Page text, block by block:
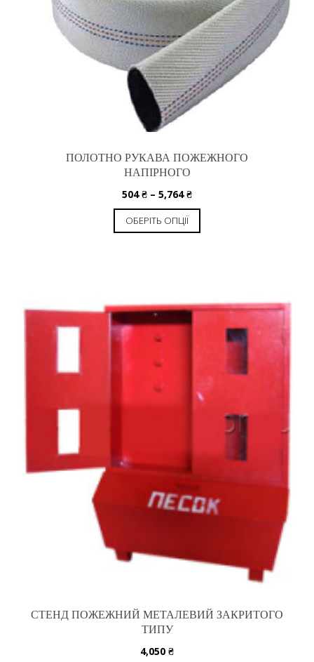
ПОЛОТНО РУКАВА ПОЖЕЖНОГО
НАПІРНОГО
504₴ – 5,764₴
ОБЕРІТЬ ОПЦІЇ
СТЕНД ПОЖЕЖНИЙ МЕТАЛЕВИЙ ЗАКРИТОГО
ТИПУ
4,050 ₴